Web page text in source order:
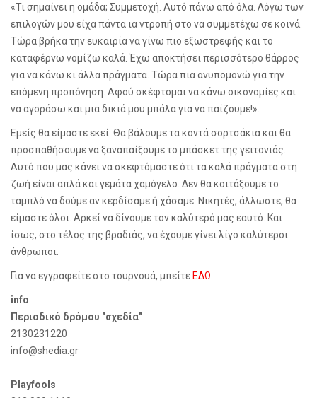
«Τι σημαίνει η ομάδα; Συμμετοχή. Αυτό πάνω από όλα. Λόγω των
επιλογών μου είχα πάντα ια ντροπή στο να συμμετέχω σε κοινά.
Τώρα βρήκα την ευκαιρία να γίνω πιο εξωστρεφής και το
καταφέρνω νομίζω καλά. Έχω αποκτήσει περισσότερο θάρρος
για να κάνω κι άλλα πράγματα. Τώρα πια ανυπομονώ για την
επόμενη προπόνηση. Αφού σκέφτομαι να κάνω οικονομίες και
να αγοράσω και μια δικιά μου μπάλα για να παίζουμε!».
Εμείς θα είμαστε εκεί. Θα βάλουμε τα κοντά σορτσάκια και θα
προσπαθήσουμε να ξαναπαίξουμε το μπάσκετ της γειτονιάς.
Αυτό που μας κάνει να σκεφτόμαστε ότι τα καλά πράγματα στη
ζωή είναι απλά και γεμάτα χαμόγελο. Δεν θα κοιτάξουμε το
ταμπλό να δούμε αν κερδίσαμε ή χάσαμε. Νικητές, άλλωστε, θα
είμαστε όλοι. Αρκεί να δίνουμε τον καλύτερό μας εαυτό. Και
ίσως, στο τέλος της βραδιάς, να έχουμε γίνει λίγο καλύτεροι
άνθρωποι.
Για να εγγραφείτε στο τουρνουά, μπείτε ΕΔΩ
info
Περιοδικό δρόμου "σχεδία"
2130231220
info@shedia gr
Playfools